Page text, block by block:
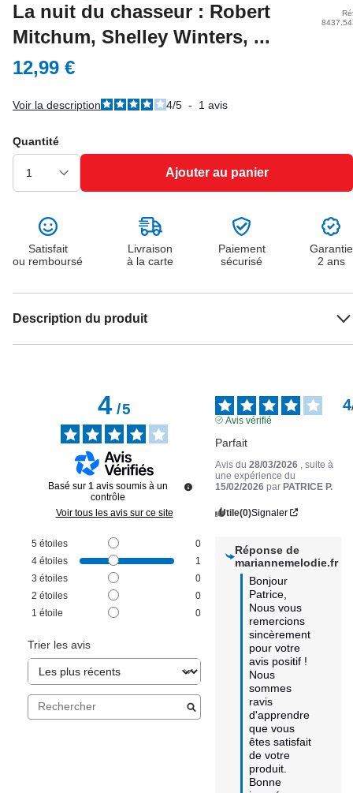
La nuit du chasseur : Robert
Mitchum, Shelley Winters, ...
12,99 €
Voir la description 4/5 - 1 avis
Quantité
Ajouter au panier
Satisfait
ou remboursé
Livraison
à la carte
Paiement
sécurisé
Garantie
2 ans
Description du produit
4/5
Basé sur 1 avis soumis à un
contrôle
Voir tous les avis sur ce site
5 étoiles
0
4 étoiles
1
3 étoiles
0
2 étoiles
0
1 étoile 0
Trier les avis
4
Avis vérifié
Parfait
Avis du28/03/2026
, suite à
une expérience du
15/02/2026 parPATRICE P.
Utile(0)Signaler
Réponse de
mariannemelodie.fr
Bonjour
Patrice,
Nous vous
remercions
sincèrement
pour votre
avis positif !
Nous
sommes
ravis
d'apprendre
que vous
êtes satisfait
de votre
produit.
Bonne